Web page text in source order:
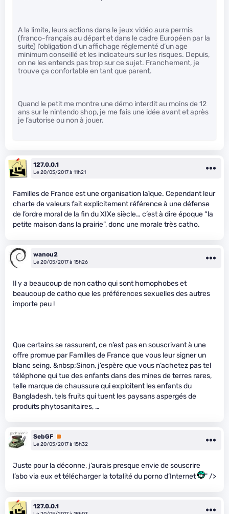
A la limite, leurs actions dans le jeux vidéo aura permis
(franco-français au départ et dans le cadre Européen par la
suite) l’obligation d’un affichage réglementé d’un age
minimum conseillé et les indicateurs sur les risques. Depuis,
on ne les entends pas trop sur ce sujet. Franchement, je
trouve ça confortable en tant que parent.
Quand le petit me montre une démo interdit au moins de 12
ans sur le nintendo shop, je me fais une idée avant et après
je l’autorise ou non à jouer.
127.0.0.1
Le 20/05/2017 à 11h21
Familles de France est une organisation laïque. Cependant leur
charte de valeurs fait explicitement référence à une défense
de l’ordre moral de la fin du XIXe siècle… c’est à dire époque “la
petite maison dans la prairie”, donc une morale très catho.
wanou2
Le 20/05/2017 à 15h26
Il y a beaucoup de non catho qui sont homophobes et
beaucoup de catho que les préférences sexuelles des autres
importe peu !
Que certains se rassurent, ce n’est pas en souscrivant à une
offre promue par Familles de France que vous leur signer un
blanc seing. &nbsp;Sinon, j’espère que vous n’achetez pas tel
téléphone qui tue des enfants dans des mines de terres rares,
telle marque de chaussure qui exploitent les enfants du
Bangladesh, tels fruits qui tuent les paysans aspergés de
produits phytosanitaires, …
SebGF Premium
Le 20/05/2017 à 15h32
Juste pour la déconne, j’aurais presque envie de souscrire
l’abo via eux et télécharger la totalité du porno d’Internet
" />
127.0.0.1